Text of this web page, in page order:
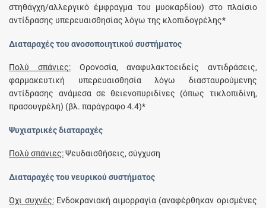
στηθάγχη/αλλεργικό έμφραγμα του μυοκαρδίου) στο πλαίσιο
αντίδρασης υπερευαισθησίας λόγω της κλοπιδογρέλης*
Διαταραχές του ανοσοποιητικού συστήματος
Πολύ σπάνιες:Ορονοσία, αναφυλακτοειδείς αντιδράσεις,
φαρμακευτική υπερευαισθησία λόγω διασταυρούμενης
αντίδρασης ανάμεσα σε θειενοπυριδίνες (όπως τικλοπιδίνη,
πρασουγρέλη) (βλ. παράγραφο 4.4)*
Ψυχιατρικές διαταραχές
Πολύ σπάνιες:Ψευδαισθήσεις, σύγχυση
Διαταραχές του νευρικού συστήματος
Όχι συχνές:Ενδοκρανιακή αιμορραγία (αναφέρθηκαν ορισμένες